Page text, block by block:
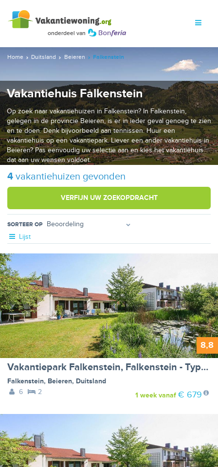
Home Duitsland Beieren Falkenstein
Vakantiehuis Falkenstein
Op zoek naar vakantiehuizen in Falkenstein? In Falkenstein,
gelegen in de provincie Beieren, is er in ieder geval genoeg te zien
en te doen. Denk bijvoorbeeld aan tennissen. Huur een
vakantiehuis op een vakantiepark. Liever een ander vakantiehuis in
Beieren? Pas eenvoudig uw selectie aan en kies het vakantiehuis
dat aan uw wensen voldoet.
4 vakantiehuizen gevonden
VERFIJN UW ZOEKOPDRACHT
SORTEER OP
Lijst
8,8
Vakantiepark Falkenstein, Falkenstein - Type C
Falkenstein, Beieren, Duitsland
6
2 1 weekvanaf € 679